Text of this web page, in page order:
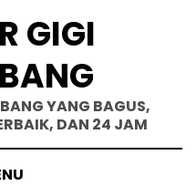
GIGI
YANG BAGUS,
DAN 24 JAM